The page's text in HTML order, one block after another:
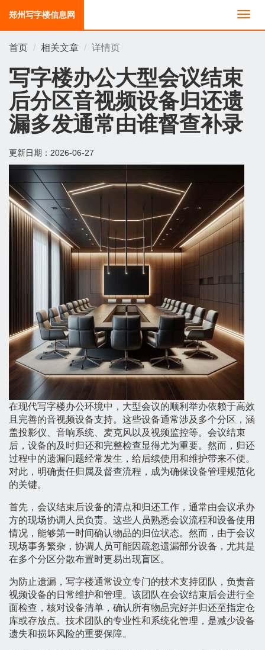
切
换
郑州写字楼信息网
首页 相关文章 详情页
写字楼办公大型会议结束
后分区音视频设备归还遗
漏多发通常由谁督查补录
更新日期： 2026-06-27
在现代写字楼办公环境中，大型会议的顺利举办依赖于高效
且完善的音视频设备支持。这些设备通常涉及多个分区，涵
盖投影仪、音响系统、麦克风以及视频监控等。会议结束
后，设备的及时归还和完整检查显得尤为重要。然而，归还
过程中的遗漏问题经常发生，给后续使用和维护带来不便。
对此，明确责任归属及督查流程，成为确保设备管理规范化
的关键。
首先，会议结束后设备的清点和归还工作，通常由会议承办
方的现场协调人员负责。这些人员熟悉会议流程和设备使用
情况，能够第一时间确认物品的归位状态。然而，由于会议
现场事务繁杂，协调人员可能因疏忽遗漏部分设备，尤其是
在多个分区分散布置时更易出现盲区。
为防止遗漏，写字楼通常设立专门的技术支持团队，负责音
视频设备的日常维护和管理。该团队在会议结束后会进行全
面检查，核对设备清单，确认所有物品完好并归还至指定仓
库或存放点。技术团队的专业性和系统化管理，是减少设备
遗失和损坏风险的重要保障。